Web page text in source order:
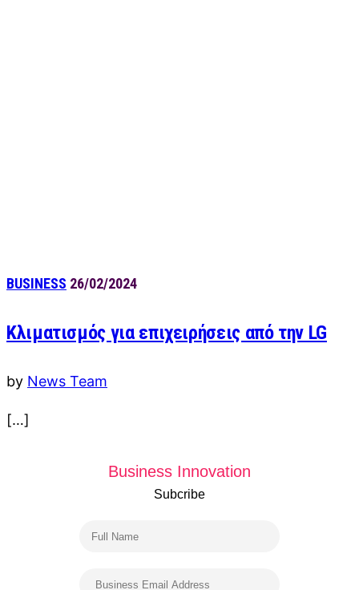
BUSINESS 26/02/2024
Κλιματισμός για επιχειρήσεις από την LG
by News Team
[…]
Business Innovation
Subcribe